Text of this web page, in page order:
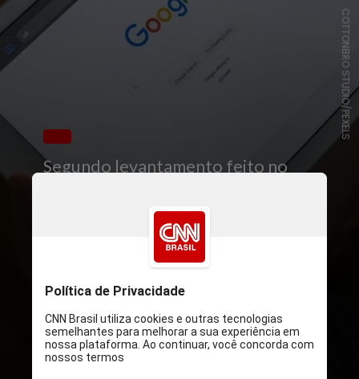
Segundo levantamento feito no
crescimento repentino de buscas
sobre as tendências para o verão
neste ano, em comparação com os
COTTONBRO STUDIO/PEXELS